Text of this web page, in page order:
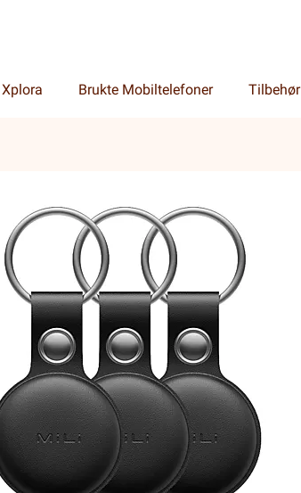
Xplora Brukte Mobiltelefoner Tilbehør